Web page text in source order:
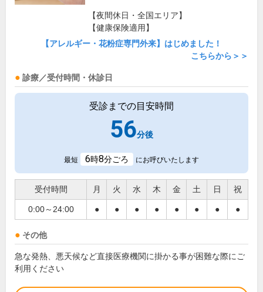
【夜間休日・全国エリア】
【健康保険適用】
【アレルギー・花粉症専門外来】はじめました！
こちらから＞＞
診療／受付時間・休診日
受診までの目安時間
56分後
最短 6時8分ごろ にお呼びいたします
受付時間 月 火 水 木 金 土 日 祝
0:00～24:00 ● ● ● ● ● ● ● ●
その他
急な発熱、悪天候など直接医療機関に掛かる事が困難な際にご
利用ください